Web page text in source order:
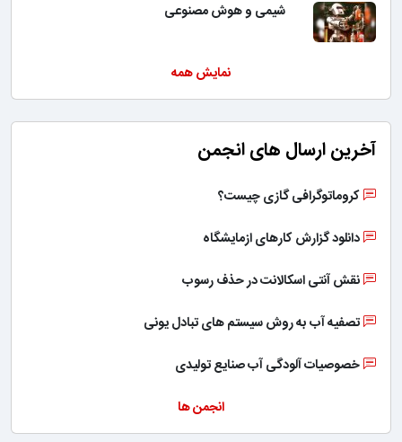
شیمی و هوش مصنوعی
نمایش همه
آخرین ارسال های انجمن
کروماتوگرافی گازی چیست؟
دانلود گزارش کارهای ازمایشگاه
نقش آنتی اسکالانت در حذف رسوب
تصفیه آب به روش سیستم های تبادل یونی
خصوصیات آلودگی آب صنایع تولیدی
انجمن ها